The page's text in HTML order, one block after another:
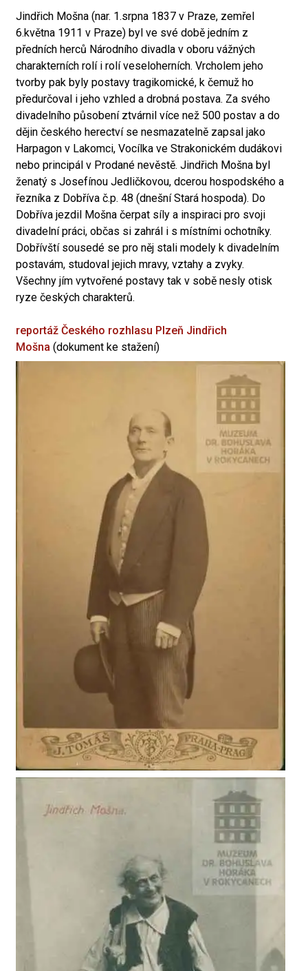
Jindřich Mošna (nar. 1.srpna 1837 v Praze, zemřel
6.května 1911 v Praze) byl ve své době jedním z
předních herců Národního divadla v oboru vážných
charakterních rolí i rolí veseloherních. Vrcholem jeho
tvorby pak byly postavy tragikomické, k čemuž ho
předurčoval i jeho vzhled a drobná postava. Za svého
divadelního působení ztvárnil více než 500 postav a do
dějin českého herectví se nesmazatelně zapsal jako
Harpagon v Lakomci, Vocílka ve Strakonickém dudákovi
nebo principál v Prodané nevěstě. Jindřich Mošna byl
ženatý s Josefínou Jedličkovou, dcerou hospodského a
řezníka z Dobříva č.p. 48 (dnešní Stará hospoda). Do
Dobříva jezdil Mošna čerpat síly a inspiraci pro svoji
divadelní práci, občas si zahrál i s místními ochotníky.
Dobřívští sousedé se pro něj stali modely k divadelním
postavám, studoval jejich mravy, vztahy a zvyky.
Všechny jím vytvořené postavy tak v sobě nesly otisk
ryze českých charakterů.
reportáž Českého rozhlasu Plzeň Jindřich
Mošna (dokument ke stažení)